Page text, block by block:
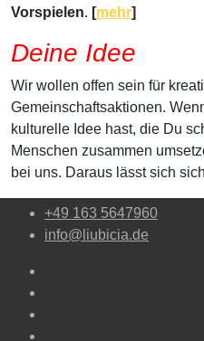
Vorspielen. [mehr]
Deine Idee
Wir wollen offen sein für
Gemeinschaftsaktionen.
kulturelle Idee hast, die Du
Menschen zusammen
bei uns. Daraus lässt sich
+49 163 5647960
info@liubicia.de